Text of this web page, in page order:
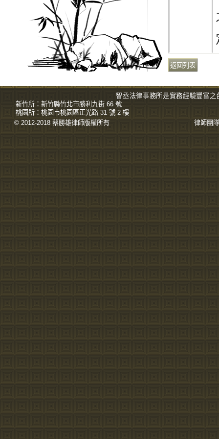
智丞法律事務所是實務經驗豐富之
新竹所： 新竹縣竹北市勝利九街 66 號
桃園所： 桃園市桃園區正光路 31 號 2 樓
© 2012-2018 蔡勝雄律師版權所有 律師團隊